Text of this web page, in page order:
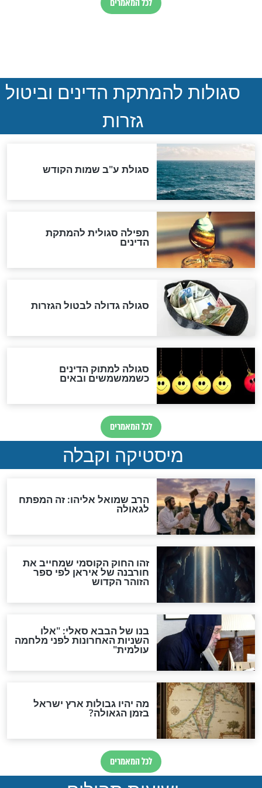
ואיראן: בלי שקיפות ועם הרבה
סימני שאלה
המסמך האבוד שנחשף
במרתפי מוסקבה: כתב היד
הנדיר של הרשב"ם התגלה
"מודה לקב"ה על כל השנים"
לכל המאמרים
אחרית הימים
האם אפשר לחשב את הקץ?
מה יהיה בימות המשיח?
"לפני הגאולה תהיה אפיקורסות
והכחשה גדולה מאוד של
האמונה"
האם לאחר בוא המשיח יהיה
אפשר לחזור בתשובה?
לכל המאמרים
להמתקת הדינים וביטול